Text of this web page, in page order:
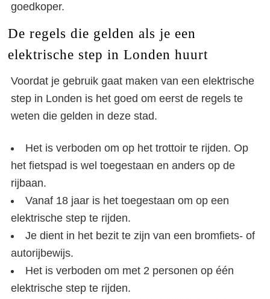
goedkoper.
De regels die gelden als je een
elektrische step in Londen huurt
Voordat je gebruik gaat maken van een elektrische
step in Londen is het goed om eerst de regels te
weten die gelden in deze stad.
Het is verboden om op het trottoir te rijden. Op
het fietspad is wel toegestaan en anders op de
rijbaan.
Vanaf 18 jaar is het toegestaan om op een
elektrische step te rijden.
Je dient in het bezit te zijn van een bromfiets- of
autorijbewijs.
Het is verboden om met 2 personen op één
elektrische step te rijden.